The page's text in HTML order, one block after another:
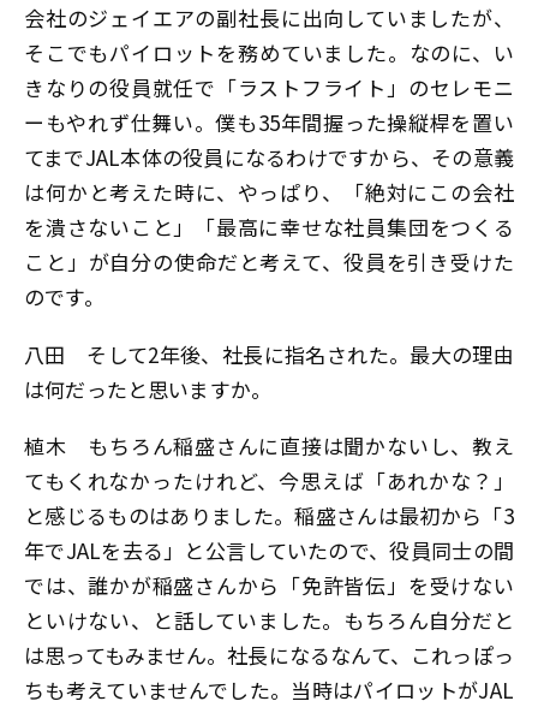
会社のジェイエアの副社長に出向していましたが、
そこでもパイロットを務めていました。なのに、い
きなりの役員就任で「ラストフライト」のセレモニ
ーもやれず仕舞い。僕も35年間握った操縦桿を置い
てまでJAL本体の役員になるわけですから、その意義
は何かと考えた時に、やっぱり、「絶対にこの会社
を潰さないこと」「最高に幸せな社員集団をつくる
こと」が自分の使命だと考えて、役員を引き受けた
のです。
八田 そして2年後、社長に指名された。最大の理由
は何だったと思いますか。
植木 もちろん稲盛さんに直接は聞かないし、教え
てもくれなかったけれど、今思えば「あれかな？」
と感じるものはありました。稲盛さんは最初から「3
年でJALを去る」と公言していたので、役員同士の間
では、誰かが稲盛さんから「免許皆伝」を受けない
といけない、と話していました。もちろん自分だと
は思ってもみません。社長になるなんて、これっぽっ
ちも考えていませんでした。当時はパイロットがJAL